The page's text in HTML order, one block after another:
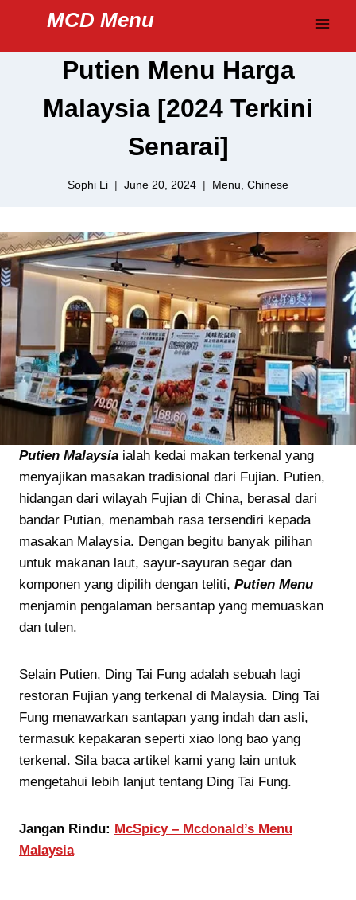
content
MCD Menu
Putien Menu Harga
Malaysia [2024 Terkini
Senarai]
Sophi Li June 20, 2024 Menu Chinese
Putien Malaysia ialah kedai makan terkenal yang
menyajikan masakan tradisional dari Fujian. Putien,
hidangan dari wilayah Fujian di China, berasal dari
bandar Putian, menambah rasa tersendiri kepada
masakan Malaysia. Dengan begitu banyak pilihan
untuk makanan laut, sayur-sayuran segar dan
komponen yang dipilih dengan teliti, Putien Menu
menjamin pengalaman bersantap yang memuaskan
dan tulen.
Selain Putien, Ding Tai Fung adalah sebuah lagi
restoran Fujian yang terkenal di Malaysia. Ding Tai
Fung menawarkan santapan yang indah dan asli,
termasuk kepakaran seperti xiao long bao yang
terkenal. Sila baca artikel kami yang lain untuk
mengetahui lebih lanjut tentang Ding Tai Fung.
Jangan Rindu: McSpicy – Mcdonald’s Menu
Malaysia